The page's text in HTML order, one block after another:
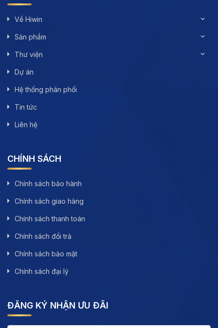
Về Hiwin
Sản phẩm
Thư viện
Dự án
Hệ thống phân phối
Tin tức
Liên hệ
CHÍNH SÁCH
Chính sách bảo hành
Chính sách giao hàng
Chính sách thanh toán
Chính sách đổi trả
Chính sách bảo mật
Chính sách đại lý
ĐĂNG KÝ NHẬN ƯU ĐÃI